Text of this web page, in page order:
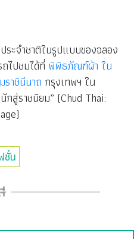
ระจำชาติในรูปแบบของฉลอง
ไปชมได้ที่ พิพิธภัณฑ์ผ้า ใน
ราชินีนาถ กรุงเทพฯ ใน
กสู่ราชนิยม” (Chud Thai:
ชั่น